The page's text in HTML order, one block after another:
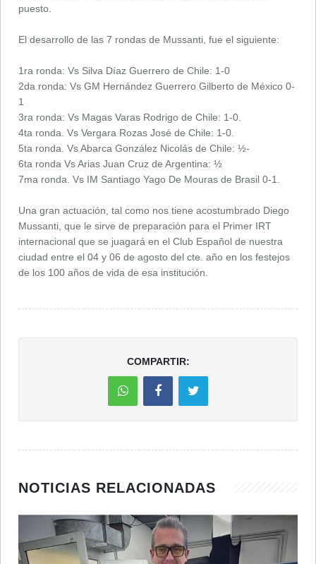
puesto.
El desarrollo de las 7 rondas de Mussanti, fue el siguiente:
1ra ronda: Vs Silva Díaz Guerrero de Chile: 1-0
2da ronda: Vs GM Hernández Guerrero Gilberto de México 0-
1
3ra ronda: Vs Magas Varas Rodrigo de Chile: 1-0.
4ta ronda. Vs Vergara Rozas José de Chile: 1-0.
5ta ronda. Vs Abarca González Nicolás de Chile: ½-
6ta ronda Vs Arias Juan Cruz de Argentina: ½
7ma ronda. Vs IM Santiago Yago De Mouras de Brasil 0-1.
Una gran actuación, tal como nos tiene acostumbrado Diego
Mussanti, que le sirve de preparación para el Primer IRT
internacional que se juagará en el Club Español de nuestra
ciudad entre el 04 y 06 de agosto del cte. año en los festejos
de los 100 años de vida de esa institución.
COMPARTIR:
NOTICIAS RELACIONADAS